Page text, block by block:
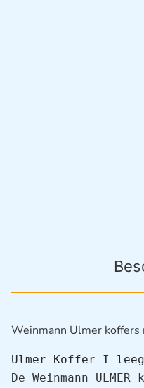
Weinmann Ulmer koffers
Ulmer Koffer I
De Weinmann